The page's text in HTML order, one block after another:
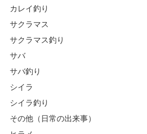
カレイ釣り
サクラマス
サクラマス釣り
サバ
サバ釣り
シイラ
シイラ釣り
その他（日常の出来事）